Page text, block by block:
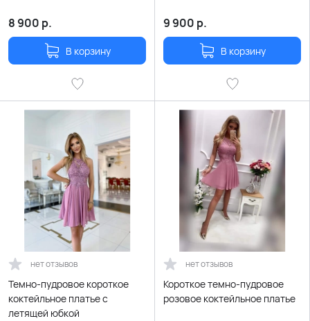
8 900 р.
В корзину
9 900 р.
В корзину
нет отзывов
Темно-пудровое короткое
коктейльное платье с
летящей юбкой
нет отзывов
Короткое темно-пудровое
розовое коктейльное платье